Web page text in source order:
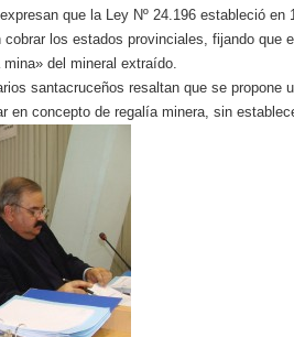
que la Ley Nº 24.196 estableció en
los estados provinciales, fijando que
del mineral extraído.
santacruceños resaltan que se propone
en concepto de regalía minera, sin